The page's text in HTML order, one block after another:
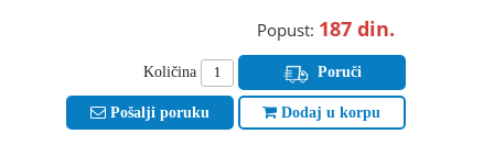
Popust: 187 din.
Količina Poruči
Pošalji poruku Dodaj u korpu